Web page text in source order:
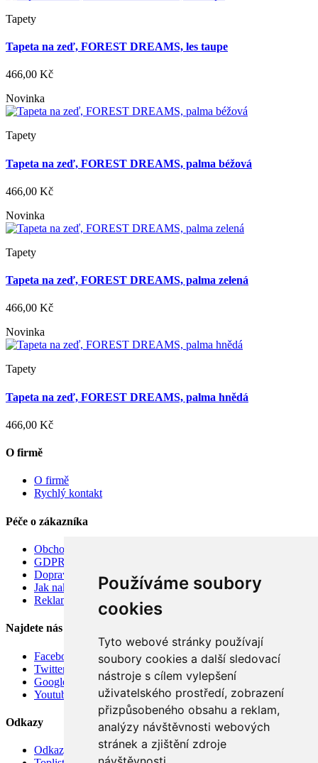
Používáme soubory
cookies
Tyto webové stránky používají
soubory cookies a další sledovací
nástroje s cílem vylepšení
uživatelského prostředí, zobrazení
přizpůsobeného obsahu a reklam,
analýzy návštěvnosti webových
stránek a zjištění zdroje
Tapety
Tapeta na zeď, FOREST DREAMS, les taupe
466,00 Kč
Novinka
Tapety
Tapeta na zeď, FOREST DREAMS, palma béžová
466,00 Kč
Novinka
Tapety
Tapeta na zeď, FOREST DREAMS, palma zelená
466,00 Kč
Novinka
Tapety
Tapeta na zeď, FOREST DREAMS, palma hnědá
466,00 Kč
O firmě
O firmě
Rychlý kontakt
Péče o zákazníka
Obchodní podmínky
GDPR
Doprava
Jak nakupovat
Reklamace
Najdete nás
Facebook
Twitter
Google
Youtube
Odkazy
Odkazy